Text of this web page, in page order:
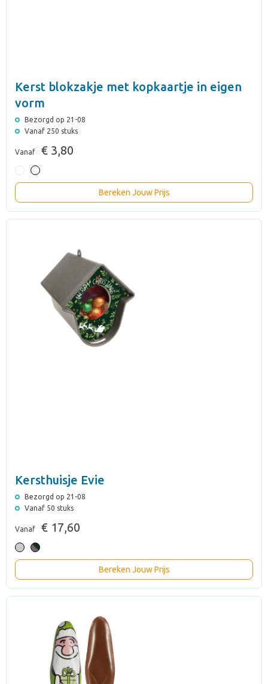
Kerst blokzakje met kopkaartje in eigen
vorm
Bezorgd op 21-08
Vanaf 250 stuks
Vanaf € 3,80
Bereken Jouw Prijs
Kersthuisje Evie
Bezorgd op 21-08
Vanaf 50 stuks
Vanaf € 17,60
Bereken Jouw Prijs